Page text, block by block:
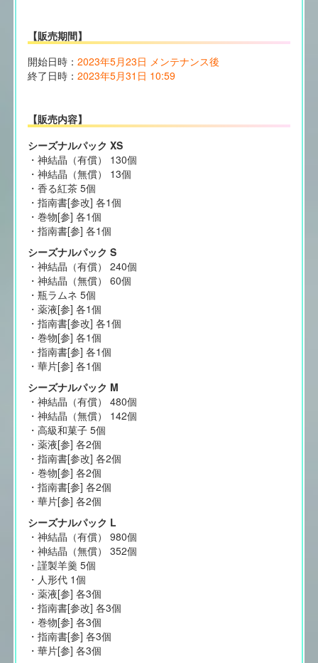
【販売期間】
開始日時： 2023年5月23日 メンテナンス後
終了日時： 2023年5月31日 10:59
【販売内容】
シーズナルパック XS
・神結晶（有償） 130個
・神結晶（無償） 13個
・香る紅茶 5個
・指南書[参改] 各1個
・巻物[参] 各1個
・指南書[参] 各1個
シーズナルパック S
・神結晶（有償） 240個
・神結晶（無償） 60個
・瓶ラムネ 5個
・薬液[参] 各1個
・指南書[参改] 各1個
・巻物[参] 各1個
・指南書[参] 各1個
・華片[参] 各1個
シーズナルパック M
・神結晶（有償） 480個
・神結晶（無償） 142個
・高級和菓子 5個
・薬液[参] 各2個
・指南書[参改] 各2個
・巻物[参] 各2個
・指南書[参] 各2個
・華片[参] 各2個
シーズナルパック L
・神結晶（有償） 980個
・神結晶（無償） 352個
・謹製羊羹 5個
・人形代 1個
・薬液[参] 各3個
・指南書[参改] 各3個
・巻物[参] 各3個
・指南書[参] 各3個
・華片[参] 各3個